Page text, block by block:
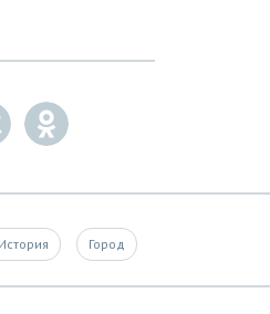
История Город